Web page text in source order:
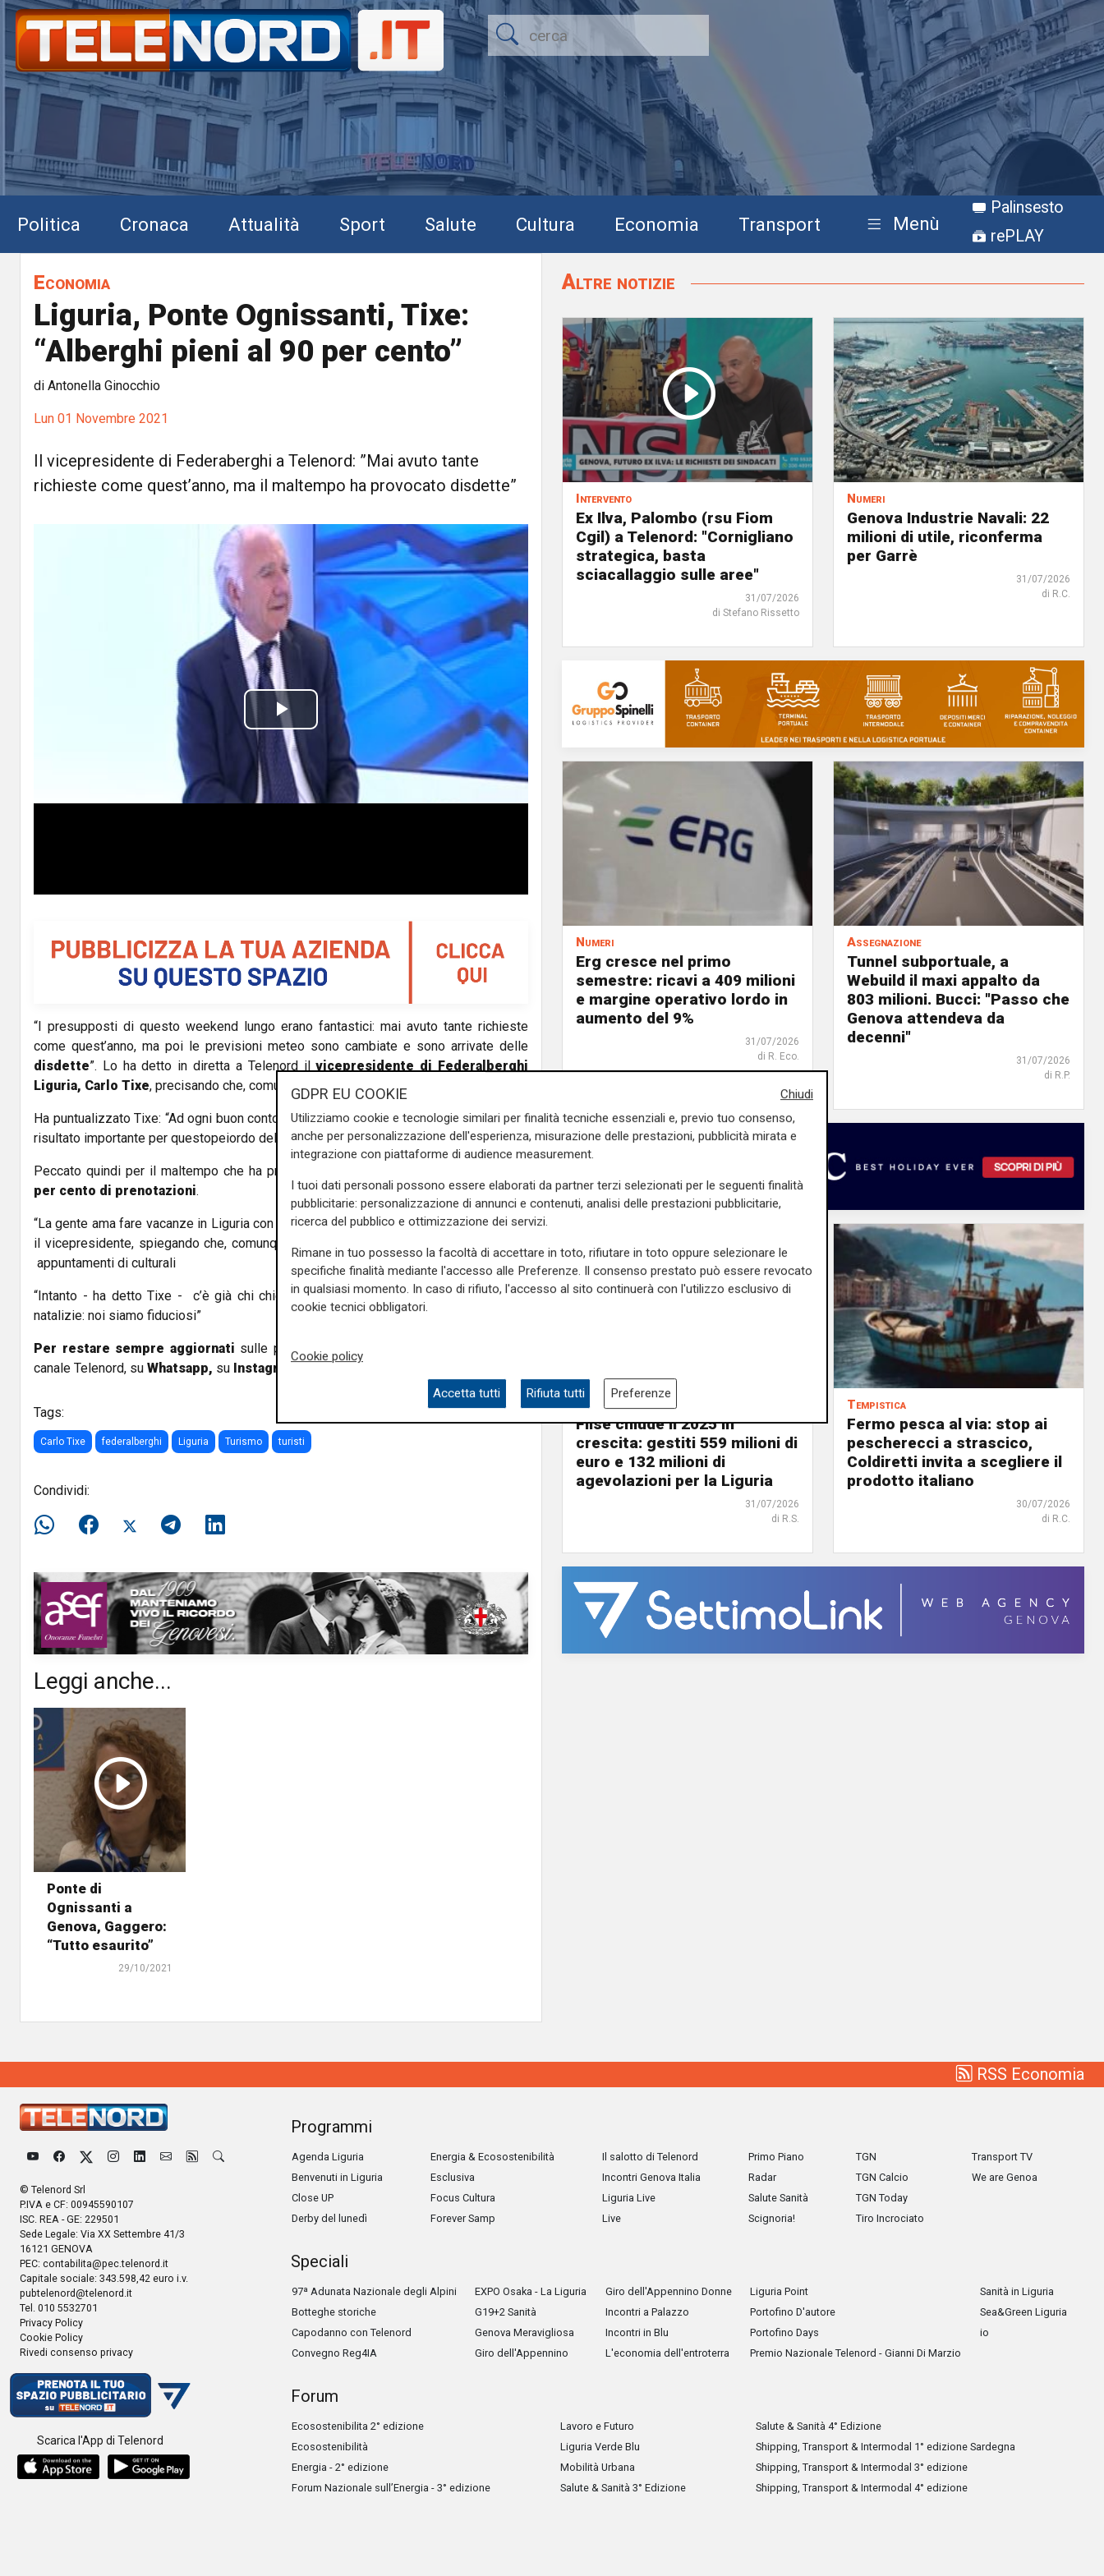
Politica Cronaca Attualità Sport Salute Cultura Economia Transport Menù
Palinsesto
rePLAY
Economia
Liguria, Ponte Ognissanti, Tixe:
“Alberghi pieni al 90 per cento”
di Antonella Ginocchio
Lun 01 Novembre 2021
Il vicepresidente di Federaberghi a Telenord: ”Mai avuto tante
richieste come quest’anno, ma il maltempo ha provocato disdette”
P
a
d
e
o
“I presupposti di questo weekend lungo erano fantastici: mai avuto tante richieste
come quest’anno, ma poi le previsioni meteo sono cambiate e sono arrivate delle
disdette”. Lo ha detto in diretta a Telenord ilvicepresidente di Federalberghi
Liguria, Carlo Tixe, precisando che, comunque, “Il mercato ha tenuto”
Ha puntualizzato Tixe: “Ad ogni buon conto, gli alberghi erano pieni al 90 per cento. Un
risultato importante per questopeiordo dell'anno”.
Peccato quindi per il maltempo che ha provocato ola cancellazione di circa
per cento di prenotazioni.
“La gente ama fare vacanze in Liguria con il sole. I turisti amano l’outdoor”, ha ribadito
il vicepresidente, spiegando che, comunque, sono molte frequentato le mostre e gli
appuntamenti di culturali
“Intanto - ha detto Tixe - c’è già chi chiede informazioni per le prossime festività
natalizie: noi siamo fiduciosi”
Per restare sempre aggiornati sulle principali notizie sulla Liguria seguiteci sul
canale Telenord, su Whatsapp, su Instagram,suYoutube
Tags:
Carlo Tixe federalberghi Liguria Turismo turisti
Condividi:
Leggi anche...
Ponte di
Ognissanti a
Genova, Gaggero:
“Tutto esaurito”
29/10/2021
Altre notizie
Intervento
Ex Ilva, Palombo (rsu Fiom
Cgil) a Telenord: "Cornigliano
strategica, basta
sciacallaggio sulle aree"
31/07/2026
di Stefano Rissetto
Numeri
Genova Industrie Navali: 22
milioni di utile, riconferma
per Garrè
31/07/2026
di R.C.
Numeri
Erg cresce nel primo
semestre: ricavi a 409 milioni
e margine operativo lordo in
aumento del 9%
31/07/2026
di R. Eco.
Assegnazione
Tunnel subportuale, a
Webuild il maxi appalto da
803 milioni. Bucci: "Passo che
Genova attendeva da
decenni"
31/07/2026
di R.P.
Numeri
Filse chiude il 2025 in
crescita: gestiti 559 milioni di
euro e 132 milioni di
agevolazioni per la Liguria
31/07/2026
di R.S.
Tempistica
Fermo pesca al via: stop ai
pescherecci a strascico,
Coldiretti invita a scegliere il
prodotto italiano
30/07/2026
di R.C.
RSS Economia
© Telenord Srl
P.IVA e CF: 00945590107
ISC. REA - GE: 229501
Sede Legale: Via XX Settembre 41/3
16121 GENOVA
PEC: contabilita@pec.telenord.it
Capitale sociale: 343.598,42 euro i.v.
pubtelenord@telenord.it
Tel. 010 5532701
Privacy Policy
Cookie Policy
Rivedi consenso privacy
Scarica l'App di Telenord
Programmi
Agenda Liguria
Benvenuti in Liguria
Close UP
Derby del lunedì
Energia & Ecosostenibilità
Esclusiva
Focus Cultura
Forever Samp
Il salotto di Telenord
Incontri Genova Italia
Liguria Live
Live
Primo Piano
Radar
Salute Sanità
Scignoria!
TGN
TGN Calcio
TGN Today
Tiro Incrociato
Transport TV
We are Genoa
Speciali
97ª Adunata Nazionale degli Alpini
Botteghe storiche
Capodanno con Telenord
Convegno Reg4IA
EXPO Osaka - La Liguria
G19+2 Sanità
Genova Meravigliosa
Giro dell'Appennino
Giro dell'Appennino Donne
Incontri a Palazzo
Incontri in Blu
L'economia dell'entroterra
Liguria Point
Portofino D'autore
Portofino Days
Premio Nazionale Telenord - Gianni Di Marzio
Sanità in Liguria
Sea&Green Liguria
io
Forum
Ecosostenibilita 2° edizione
Ecosostenibilità
Energia - 2° edizione
Forum Nazionale sull’Energia - 3° edizione
Lavoro e Futuro
Liguria Verde Blu
Mobilità Urbana
Salute & Sanità 3° Edizione
Salute & Sanità 4° Edizione
Shipping, Transport & Intermodal 1° edizione Sardegna
Shipping, Transport & Intermodal 3° edizione
Shipping, Transport & Intermodal 4° edizione
Chiudi
GDPR EU COOKIE
Utilizziamo cookie e tecnologie similari per finalità tecniche essenziali e, previo tuo consenso,
anche per personalizzazione dell'esperienza, misurazione delle prestazioni, pubblicità mirata e
integrazione con piattaforme di audience measurement.
I tuoi dati personali possono essere elaborati da partner terzi selezionati per le seguenti finalità
pubblicitarie: personalizzazione di annunci e contenuti, analisi delle prestazioni pubblicitarie,
ricerca del pubblico e ottimizzazione dei servizi.
Rimane in tuo possesso la facoltà di accettare in toto, rifiutare in toto oppure selezionare le
specifiche finalità mediante l'accesso alle Preferenze. Il consenso prestato può essere revocato
in qualsiasi momento. In caso di rifiuto, l'accesso al sito continuerà con l'utilizzo esclusivo di
cookie tecnici obbligatori.
Cookie policy
Accetta tutti Rifiuta tutti Preferenze